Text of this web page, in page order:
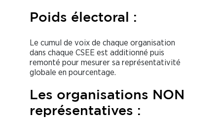
Poids électoral :
Le cumul de voix de chaque organisation
dans chaque CSEE est additionné puis
remonté pour mesurer sa représentativité
globale en pourcentage.
Les organisations NON
représentatives :